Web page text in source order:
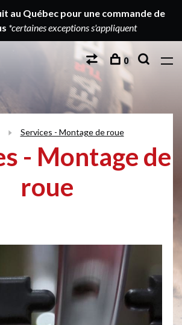
au Québec pour une commande de
*certaines exceptions s'appliquent
0
Services - Montage de roue
- Montage de
roue